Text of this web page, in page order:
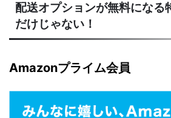
配送オプションが無料になる
だけじゃない！
Amazonプライム会員